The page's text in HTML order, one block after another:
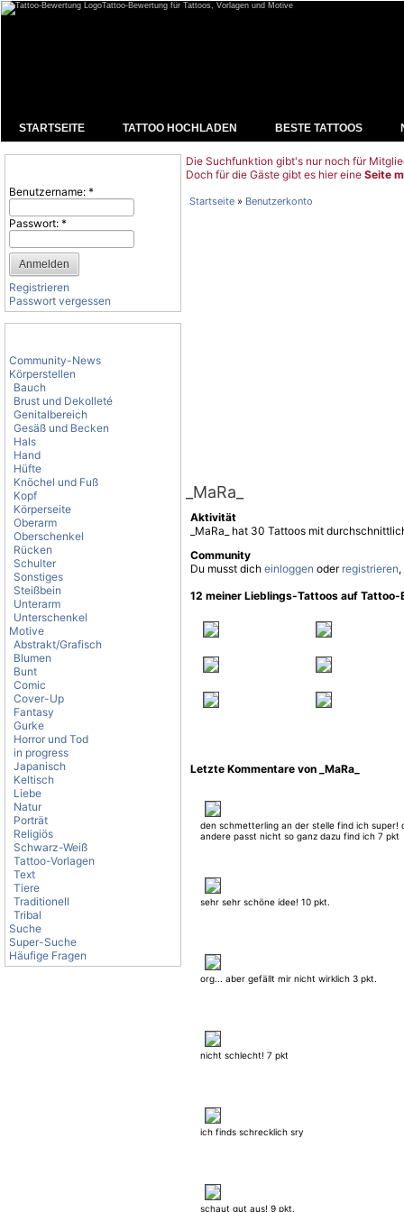
Tattoo-Bewertung für Tattoos, Vorlagen und Motive
STARTSEITE TATTOO HOCHLADEN BESTE TATTOOS
Benutzername: *
Passwort: *
Registrieren
Passwort vergessen
Community-News
Körperstellen
Bauch
Brust und Dekolleté
Genitalbereich
Gesäß und Becken
Hals
Hand
Hüfte
Knöchel und Fuß
Kopf
Körperseite
Oberarm
Oberschenkel
Rücken
Schulter
Sonstiges
Steißbein
Unterarm
Unterschenkel
Motive
Abstrakt/Grafisch
Blumen
Bunt
Comic
Cover-Up
Fantasy
Gurke
Horror und Tod
in progress
Japanisch
Keltisch
Liebe
Natur
Porträt
Religiös
Schwarz-Weiß
Tattoo-Vorlagen
Text
Tiere
Traditionell
Tribal
Suche
Super-Suche
Häufige Fragen
Die Suchfunktion gibt's nur noch für
Doch für die Gäste gibt es hier eine Seite
Startseite » Benutzerkonto
_MaRa_
Aktivität
_MaRa_ hat 30 Tattoos mit
Community
Du musst dich einloggen oder registrieren
12 meiner Lieblings-Tattoos auf
Letzte Kommentare von _MaRa_
den schmetterling an der stelle find ich super!
andere passt nicht so ganz dazu find ich 7 pkt
sehr sehr schöne idee! 10 pkt.
org... aber gefällt mir nicht wirklich 3 pkt.
nicht schlecht! 7 pkt
ich finds schrecklich sry
schaut gut aus! 9 pkt.